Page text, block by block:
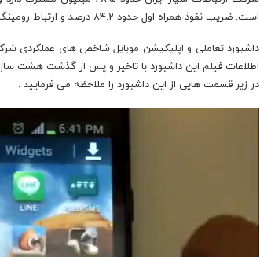
است. ضریب نفوذ همراه اول حدود 84.2 درصد و ارتباط رومینگ بین الملل آن با 270 اپراتور در 112 کشور جهان برقرار است.
داشبورد تعاملی و اپلیکیشن موبایل شاخص های عملکردی
اطلاعات فیلم این داشبورد با تاخیر و پس از گذشت هشت
در زیر قسمت هایی از این داشبورد را ملاحظه می فرمایید :